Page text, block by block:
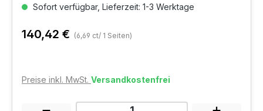
Sofort verfügbar, Lieferzeit: 1-3 Werktage
140,42 € (6,69 ct/ 1 Seiten)
Preise inkl. MwSt. Versandkostenfrei